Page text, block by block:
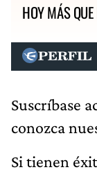
HOY MÁS
Suscríbase
conozca
Si tienen